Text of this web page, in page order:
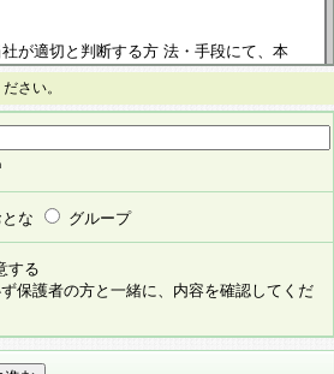
が適切と判断する方 法・手段にて、本
るものとします。改定後の本規約等
その 他の諸規定については、会員に対
きのいずれか早い時期をもってその効
望者の自由な意思で提 供いただいたも
らの個人情報の提供を希望されない場
ん が、提供されないことによって、当
合がありますことを予めご了承くださ
さい。
とな グループ
する
保護者の方と一緒に、内容を確認してくだ